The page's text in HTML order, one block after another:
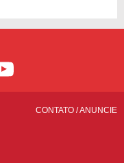
CONTATO /ANUNCIE